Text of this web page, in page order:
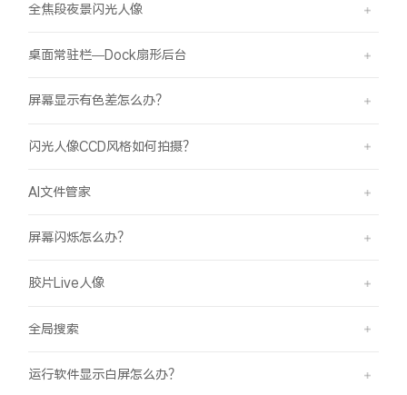
全焦段夜景闪光人像
桌面常驻栏—Dock扇形后台
屏幕显示有色差怎么办？
闪光人像CCD风格如何拍摄？
AI文件管家
屏幕闪烁怎么办？
胶片Live人像
全局搜索
运行软件显示白屏怎么办？